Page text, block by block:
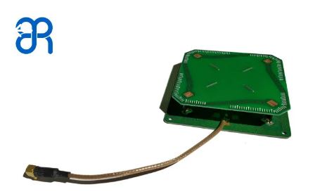
VIDEOS
Technology
Co.,LTD..
Rights